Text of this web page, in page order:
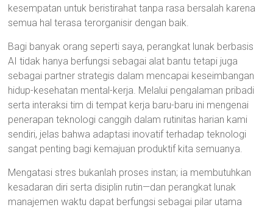
kesempatan untuk beristirahat tanpa rasa bersalah karena
semua hal terasa terorganisir dengan baik.
Bagi banyak orang seperti saya, perangkat lunak berbasis
AI tidak hanya berfungsi sebagai alat bantu tetapi juga
sebagai partner strategis dalam mencapai keseimbangan
hidup-kesehatan mental-kerja. Melalui pengalaman pribadi
serta interaksi tim di tempat kerja baru-baru ini mengenai
penerapan teknologi canggih dalam rutinitas harian kami
sendiri, jelas bahwa adaptasi inovatif terhadap teknologi
sangat penting bagi kemajuan produktif kita semuanya.
Mengatasi stres bukanlah proses instan; ia membutuhkan
kesadaran diri serta disiplin rutin—dan perangkat lunak
manajemen waktu dapat berfungsi sebagai pilar utama